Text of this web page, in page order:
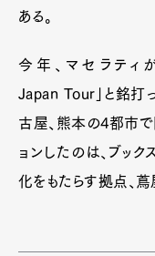
ある。
今年、マセラティ
Japan Tour」と銘打
古屋、熊本の4都市で
ョンしたのは、ブッ
化をもたらす拠点、蔦